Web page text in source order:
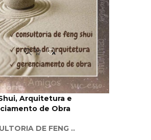
Add
ao
Favoritos
Arquitetura e
de Obra
DE FENG ..